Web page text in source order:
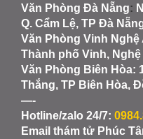
Văn Phòng Đà Nẵng:
Q. Cẩm Lệ, TP Đà
Văn Phòng Vinh Nghệ
Thành phố Vinh, Nghệ
Văn Phòng Biên Hòa:
Thắng, TP Biên Hòa,
—-
Hotline/zalo 24/7:
Email thám tử Phúc